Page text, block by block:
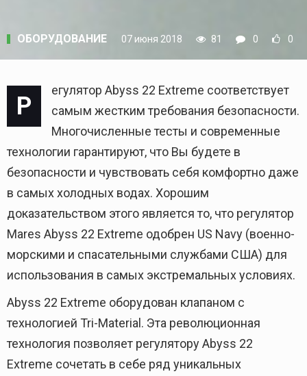
ОБОРУДОВАНИЕ 07 июня 2018 81 0 0
Р
егулятор Abyss 22 Extreme соответствует
самым жестким требования безопасности.
Многочисленные тесты и современные
технологии гарантируют, что Вы будете в
безопасности и чувствовать себя комфортно даже
в самых холодных водах. Хорошим
доказательством этого является то, что регулятор
Mares Abyss 22 Extreme одобрен US Navy (военно-
морскими и спасательными службами США) для
использования в самых экстремальных условиях.
Abyss 22 Extreme оборудован клапаном с
технологией Tri-Material. Эта революционная
технология позволяет регулятору Abyss 22
Extreme сочетать в себе ряд уникальных